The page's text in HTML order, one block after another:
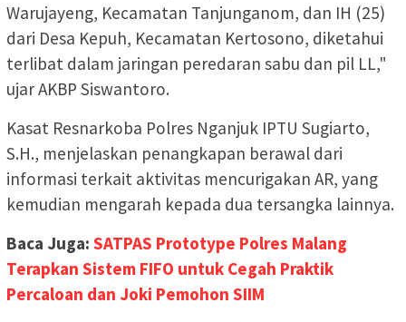
Warujayeng, Kecamatan Tanjunganom, dan IH (25)
dari Desa Kepuh, Kecamatan Kertosono, diketahui
terlibat dalam jaringan peredaran sabu dan pil LL,"
ujar AKBP Siswantoro.
Kasat Resnarkoba Polres Nganjuk IPTU Sugiarto,
S.H., menjelaskan penangkapan berawal dari
informasi terkait aktivitas mencurigakan AR, yang
kemudian mengarah kepada dua tersangka lainnya.
Baca Juga: SATPAS Prototype Polres Malang
Terapkan Sistem FIFO untuk Cegah Praktik
Percaloan dan Joki Pemohon SIIM